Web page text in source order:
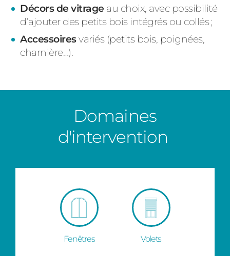
Décors de vitrage au choix, avec possibilité
d’ajouter des petits bois intégrésou collés ;
Accessoiresvariés (petits bois, poignées,
charnière…).
Domaines
d'intervention
Fenêtres Volets